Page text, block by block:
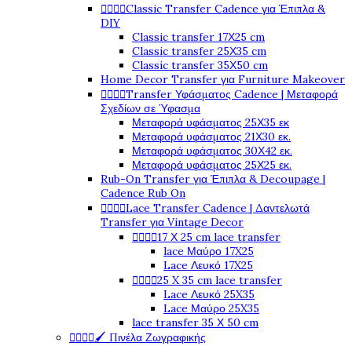
Classic Transfer Cadence για Έπιπλα &
DIY
Classic transfer 17Χ25 cm
Classic transfer 25Χ35 cm
Classic transfer 35Χ50 cm
Home Decor Transfer για Furniture Makeover
Transfer Υφάσματος Cadence | Μεταφορά
Σχεδίων σε Ύφασμα
Μεταφορά υφάσματος 25Χ35 εκ
Μεταφορά υφάσματος 21Χ30 εκ.
Μεταφορά υφάσματος 30Χ42 εκ.
Μεταφορά υφάσματος 25Χ25 εκ.
Rub-On Transfer για Έπιπλα & Decoupage |
Cadence Rub On
Lace Transfer Cadence | Δαντελωτά
Transfer για Vintage Decor
17 Χ 25 cm lace transfer
lace Μαύρο 17X25
Lace Λευκό 17X25
25 X 35 cm lace transfer
Lace Λευκό 25X35
Lace Μαύρο 25X35
lace transfer 35 Χ 50 cm
🖌️ Πινέλα Ζωγραφικής